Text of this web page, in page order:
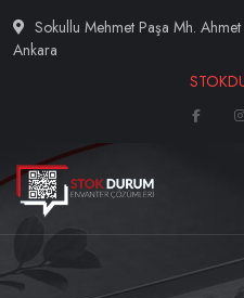
Sokullu Mehmet Paşa Mh.
Ankara